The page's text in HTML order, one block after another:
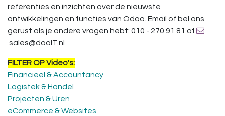
referenties en inzichten over de nieuwste
ontwikkelingen en functies van Odoo. Email of bel ons
gerust als je andere vragen hebt: 010 - 270 91 81 of
sales@dooIT.nl
FILTER OP Video's:
Financieel & Accountancy
Logistek & Handel
Projecten & Uren
eCommerce & Websites